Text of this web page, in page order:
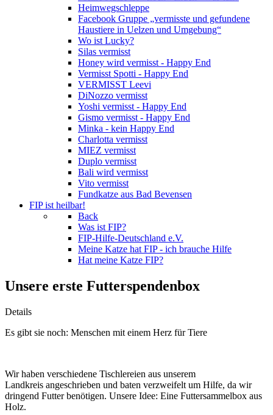
Heimwegschleppe
Facebook Gruppe „vermisste und gefundene
Haustiere in Uelzen und Umgebung“
Wo ist Lucky?
Silas vermisst
Honey wird vermisst - Happy End
Vermisst Spotti - Happy End
VERMISST Leevi
DiNozzo vermisst
Yoshi vermisst - Happy End
Gismo vermisst - Happy End
Minka - kein Happy End
Charlotta vermisst
MIEZ vermisst
Duplo vermisst
Bali wird vermisst
Vito vermisst
Fundkatze aus Bad Bevensen
FIP ist heilbar!
Back
Was ist FIP?
FIP-Hilfe-Deutschland e.V.
Meine Katze hat FIP - ich brauche Hilfe
Hat meine Katze FIP?
Unsere erste Futterspendenbox
Details
Es gibt sie noch: Menschen mit einem Herz für Tiere
Wir haben verschiedene Tischlereien aus unserem
Landkreis angeschrieben und baten verzweifelt um Hilfe, da wir
dringend Futter benötigen. Unsere Idee: Eine Futtersammelbox aus
Holz.